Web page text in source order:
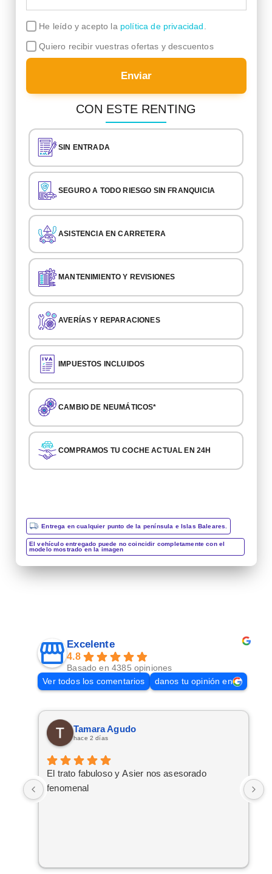
He leído y acepto la política de privacidad
Quiero recibir vuestras ofertas y descuentos
Enviar
CON ESTE RENTING
SIN ENTRADA
SEGURO A TODO RIESGO SIN FRANQUICIA
ASISTENCIA EN CARRETERA
MANTENIMIENTO Y REVISIONES
AVERÍAS Y REPARACIONES
IMPUESTOS INCLUIDOS
CAMBIO DE NEUMÁTICOS*
COMPRAMOS TU COCHE ACTUAL EN 24H
Entrega en cualquier punto de la península e Islas Baleares.
El vehículo entregado puede no coincidir completamente con el
modelo mostrado en la imagen
Excelente
4.8
Basado en 4385 opiniones
Ver todos los comentarios
danos tu opinión en
Tamara Agudo
hace 2 días
El trato fabuloso y Asier nos asesorado
fenomenal